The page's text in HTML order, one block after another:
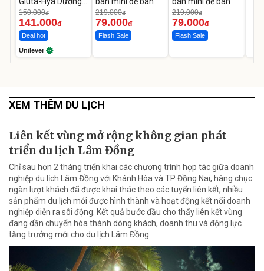
Da Sáng Mịn Sau 7
Ngày
150.000đ
141.000đ
Deal hot
Unilever
219.000đ
79.000đ
Flash Sale
219.000đ
79.000đ
Flash Sale
XEM THÊM DU LỊCH
Liên kết vùng mở rộng không gian phát
triển du lịch Lâm Đồng
Chỉ sau hơn 2 tháng triển khai các chương trình hợp tác giữa doanh
nghiệp du lịch Lâm Đồng với Khánh Hòa và TP Đồng Nai, hàng chục
ngàn lượt khách đã được khai thác theo các tuyến liên kết, nhiều
sản phẩm du lịch mới được hình thành và hoạt động kết nối doanh
nghiệp diễn ra sôi động. Kết quả bước đầu cho thấy liên kết vùng
đang dần chuyển hóa thành dòng khách, doanh thu và động lực
tăng trưởng mới cho du lịch Lâm Đồng.